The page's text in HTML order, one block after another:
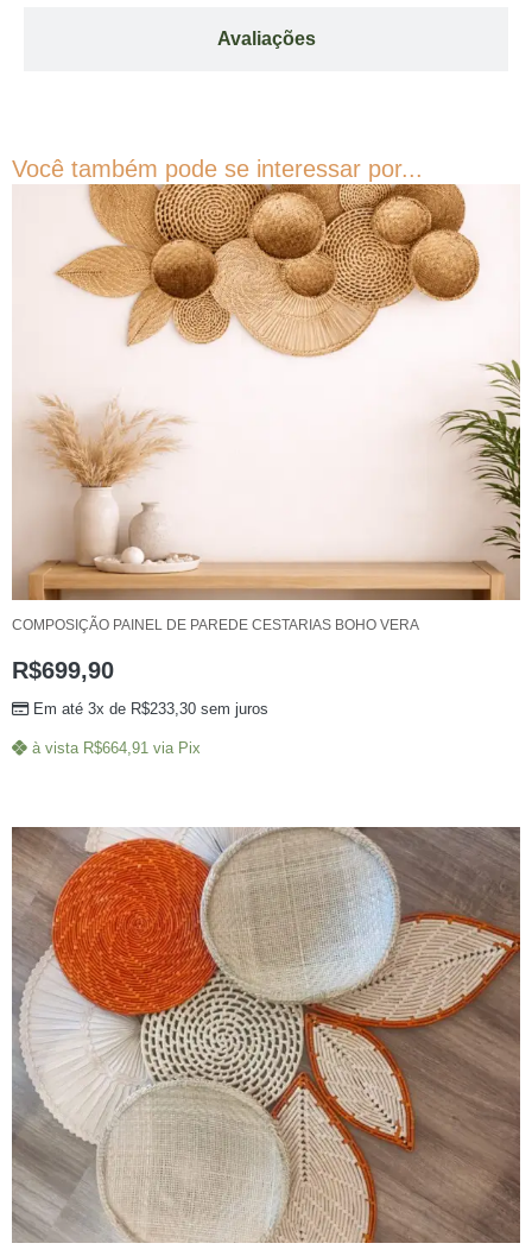
Avaliações
Você também pode se interessar por...
COMPOSIÇÃO PAINEL DE PAREDE CESTARIAS BOHO VERA
R$699,90
Em até 3x de R$233,30 sem juros
à vista R$664,91 via Pix